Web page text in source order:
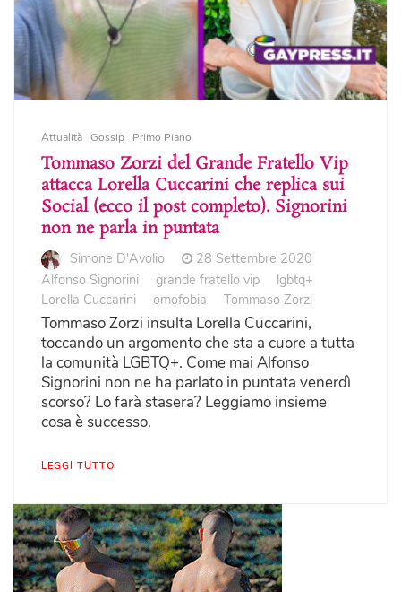
Attualità Gossip Primo Piano
Tommaso Zorzi del Grande Fratello Vip
attacca Lorella Cuccarini che replica sui
Social (ecco il post completo). Signorini
non ne parla in puntata
Simone D'Avolio
28 Settembre 2020
Alfonso Signorini
grande fratello vip
lgbtq+
Lorella Cuccarini
omofobia Tommaso Zorzi
Tommaso Zorzi insulta Lorella Cuccarini,
toccando un argomento che sta a cuore a tutta
la comunità LGBTQ+. Come mai Alfonso
Signorini non ne ha parlato in puntata venerdì
scorso? Lo farà stasera? Leggiamo insieme
cosa è successo.
LEGGI TUTTO